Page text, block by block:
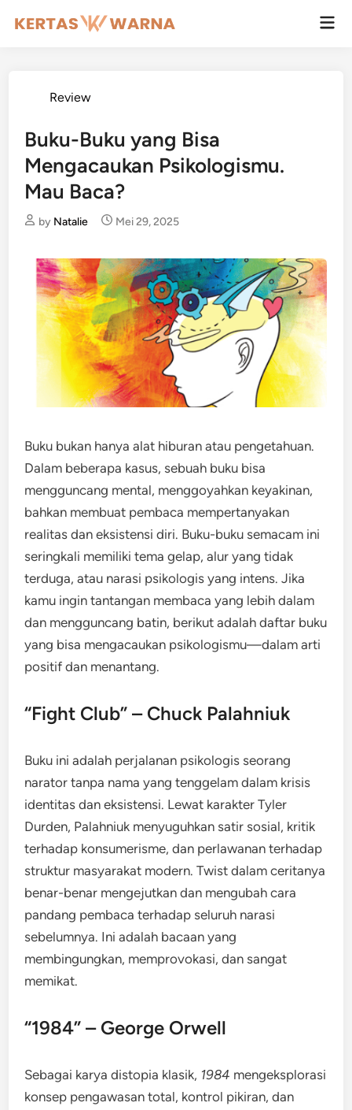
PostedReview
Buku-Buku yang Bisa
Mengacaukan Psikologismu.
Mau Baca?
by Natalie Mei 29, 2025
Buku bukan hanya alat hiburan atau pengetahuan.
Dalam beberapa kasus, sebuah buku bisa
mengguncang mental, menggoyahkan keyakinan,
bahkan membuat pembaca mempertanyakan
realitas dan eksistensi diri. Buku-buku semacam ini
seringkali memiliki tema gelap, alur yang tidak
terduga, atau narasi psikologis yang intens. Jika
kamu ingin tantangan membaca yang lebih dalam
dan mengguncang batin, berikut adalah daftar buku
yang bisa mengacaukan psikologismu—dalam arti
positif dan menantang.
“Fight Club” – Chuck Palahniuk
Buku ini adalah perjalanan psikologis seorang
narator tanpa nama yang tenggelam dalam krisis
identitas dan eksistensi. Lewat karakter Tyler
Durden, Palahniuk menyuguhkan satir sosial, kritik
terhadap konsumerisme, dan perlawanan terhadap
struktur masyarakat modern. Twist dalam ceritanya
benar-benar mengejutkan dan mengubah cara
pandang pembaca terhadap seluruh narasi
sebelumnya. Ini adalah bacaan yang
membingungkan, memprovokasi, dan sangat
memikat.
“1984” – George Orwell
Sebagai karya distopia klasik, 1984 mengeksplorasi
konsep pengawasan total, kontrol pikiran, dan